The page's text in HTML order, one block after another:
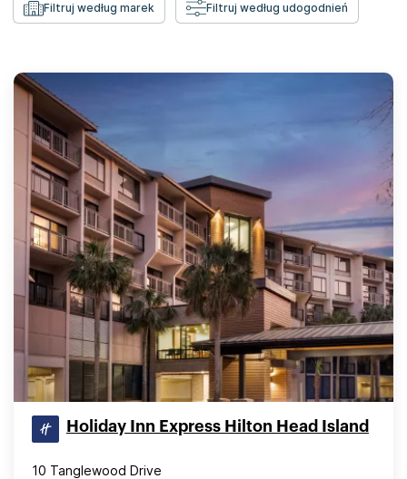
Filtruj według marek Filtruj według udogodnień
Holiday Inn Express Hilton Head Island
10 Tanglewood Drive